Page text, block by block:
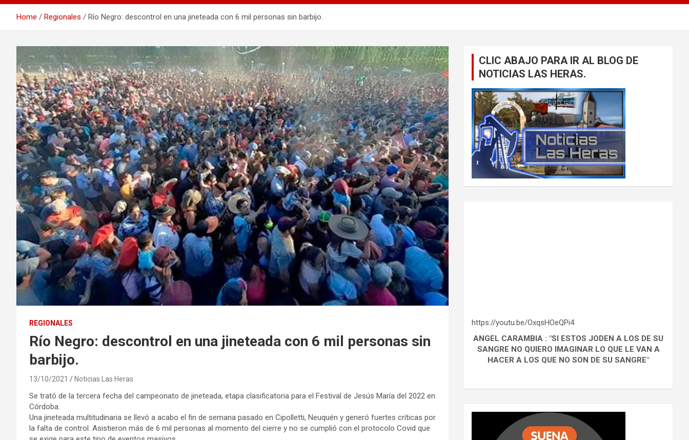
Home Regionales Río Negro: descontrol en una jineteada con 6 mil personas sin barbijo.
REGIONALES
Río Negro: descontrol en una jineteada con 6 mil personas sin
barbijo.
13/10/2021 Noticias Las Heras
Se trató de la tercera fecha del campeonato de jineteada, etapa clasificatoria para el Festival de Jesús María del 2022 en
Córdoba.
Una jineteada multitudinaria se llevó a acabo el fin de semana pasado en Cipolletti, Neuquén y generó fuertes críticas por
la falta de control. Asistieron más de 6 mil personas al momento del cierre y no se cumplió con el protocolo Covid que
CLIC ABAJO PARA IR AL BLOG DE
NOTICIAS LAS HERAS.
https://youtu.be/OxqsHOeQPi4
ANGEL CARAMBIA : "SI ESTOS JODEN A LOS DE SU
SANGRE NO QUIERO IMAGINAR LO QUE LE VAN A
HACER A LOS QUE NO SON DE SU SANGRE"